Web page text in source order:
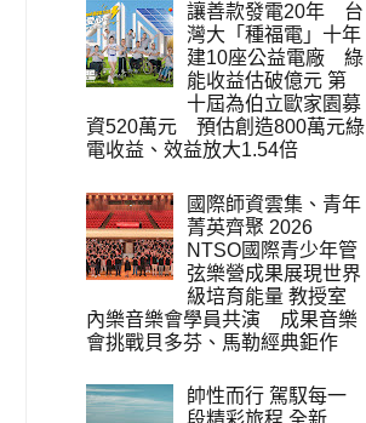
讓善款發電20年 台
灣大「種福電」十年
建10座公益電廠 綠
能收益估破億元 第
十屆為伯立歐家園募
資520萬元 預估創造800萬元綠
電收益、效益放大1.54倍
國際師資雲集、青年
菁英齊聚 2026
NTSO國際青少年管
弦樂營成果展現世界
級培育能量 教授室
內樂音樂會學員共演 成果音樂
會挑戰貝多芬、馬勒經典鉅作
帥性而行 駕馭每一